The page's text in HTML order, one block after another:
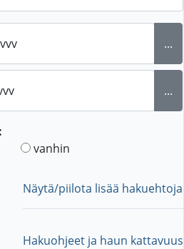
...
...
vanhin
Näytä/piilota lisää hakuehtoja
Hakuohjeet ja haun kattavuus